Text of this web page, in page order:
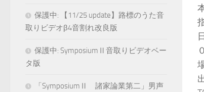
保護中: 【11/25 update】路標のうた音
取りビデオβ4音割れ改良版
保護中: SymposiumⅡ音取りビデオベー
タ版
「SymposiumⅡ 諸家論業第二」男声